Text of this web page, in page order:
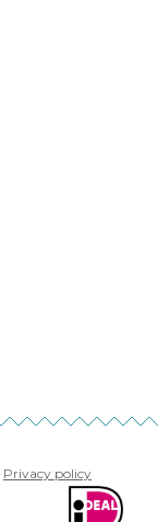
Privacy policy